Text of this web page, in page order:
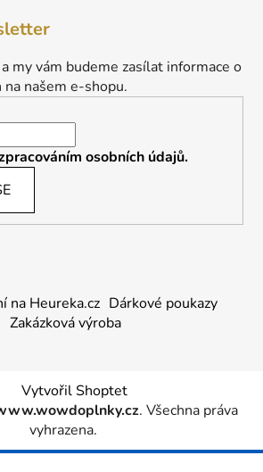
my vám budeme zasílat informace o
našem e-shopu.
osobních údajů.
na Heureka.cz Dárkové poukazy
Zakázková výroba
Vytvořil Shoptet
. Všechna práva
vyhrazena.